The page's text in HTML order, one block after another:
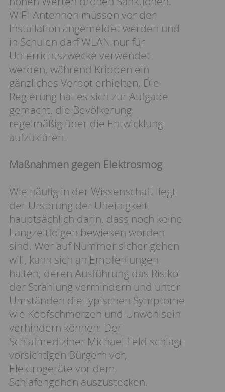
WIFI-Antennen müssen vor der
Installation angemeldet werden und
in Schulen darf WLAN nur für
Unterrichtszwecke verwendet
werden, während Krippen ein
gänzliches Verbot erhielten. Die
Regierung hat es sich zur Aufgabe
gemacht, die Bevölkerung
regelmäßig über die Entwicklung
aufzuklären.
Maßnahmen gegen Elektrosmog
Wie häufig in der Wissenschaft liegt
der Ursprung der Uneinigkeit
hauptsächlich darin, dass noch keine
Langzeitfolgen bewiesen worden
sind. Wer auf Nummer sicher gehen
will, kann sich an Empfehlungen
halten, deren Ausführung das Risiko
der Strahlung vermindern und unter
Umständen die typischen Symptome
wie Kopfschmerzen und Unwohlsein
verhindern können. Der
Schlafmediziner Michael Feld schlägt
vorsichtigen Bürgern vor,
Elektrogeräte vor dem
Schlafengehen auszustecken.